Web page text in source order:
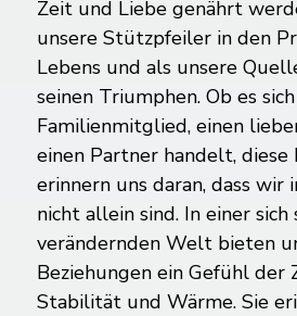
Zeit und Liebe genährt
unsere Stützpfeiler in den
Lebens und als unsere
seinen Triumphen. Ob es
Familienmitglied, einen
einen Partner handelt, diese
erinnern uns daran, dass wir
nicht allein sind. In einer sich
verändernden Welt bieten
Beziehungen ein Gefühl der
Stabilität und Wärme. Sie